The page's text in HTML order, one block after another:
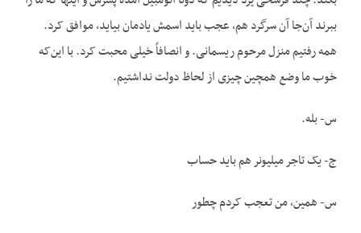
ببرند آن‌جا آن سرگرد هم، عجب باید اسمش یادمان بیاید، موافق کرد.
همه رفتیم منزل مرحوم ریسمانی. و انصافاً خیلی محبت کرد. با این‌که
خوب ما وضع همچین چیزی از لحاظ دولت نداشتیم.
س- بله.
ج- یک تاجر میلیونر هم باید حساب
س- همین، من تعجب کردم چطور